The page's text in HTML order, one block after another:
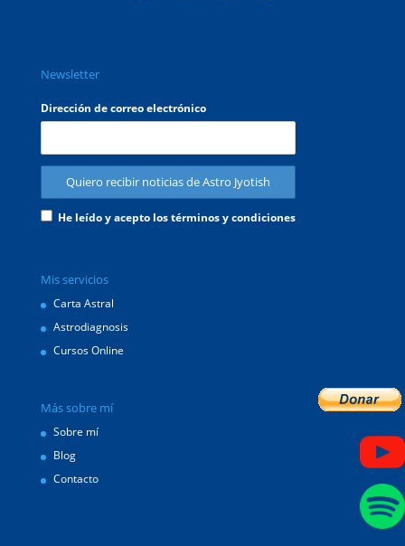
Newsletter
Dirección de correo electrónico
He leído y acepto los términos y condiciones
Mis servicios
Carta Astral
Astrodiagnosis
Cursos Online
Más sobre mí
Sobre mí
Blog
Contacto